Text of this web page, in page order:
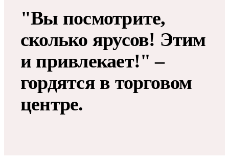
"Вы посмотрите,
сколько ярусов! Этим
и привлекает!" –
гордятся в торговом
центре.